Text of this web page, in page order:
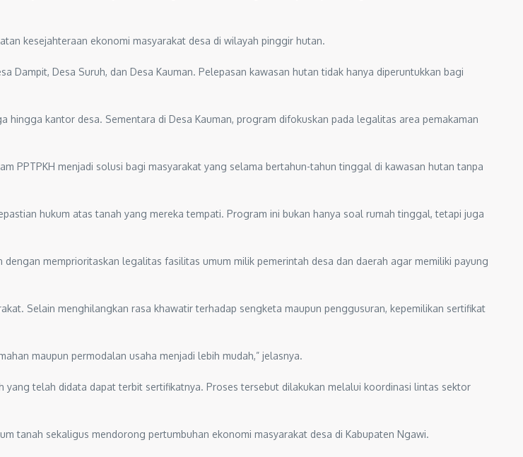
kesejahteraan ekonomi masyarakat desa di wilayah pinggir hutan.
Dampit, Desa Suruh, dan Desa Kauman. Pelepasan kawasan hutan tidak hanya diperuntukkan bagi
kantor desa. Sementara di Desa Kauman, program difokuskan pada legalitas area pemakaman
PPTPKH menjadi solusi bagi masyarakat yang selama bertahun-tahun tinggal di kawasan hutan tanpa
hukum atas tanah yang mereka tempati. Program ini bukan hanya soal rumah tinggal, tetapi juga
memprioritaskan legalitas fasilitas umum milik pemerintah desa dan daerah agar memiliki payung
Selain menghilangkan rasa khawatir terhadap sengketa maupun penggusuran, kepemilikan sertifikat
maupun permodalan usaha menjadi lebih mudah,” jelasnya.
telah didata dapat terbit sertifikatnya. Proses tersebut dilakukan melalui koordinasi lintas sektor
tanah sekaligus mendorong pertumbuhan ekonomi masyarakat desa di Kabupaten Ngawi.